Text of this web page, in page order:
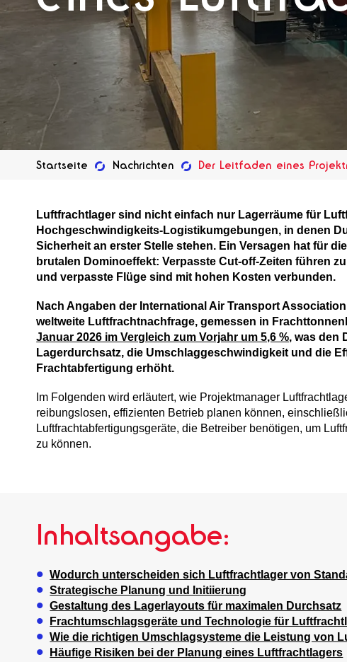
Startseite Nachrichten Der Leitfaden eines
Luftfrachtlager sind nicht einfach nur Lagerräume für
Hochgeschwindigkeits-Logistikumgebungen, in denen
Sicherheit an erster Stelle stehen. Ein Versagen hat für
brutalen Dominoeffekt: Verpasste Cut-off-Zeiten führen
und verpasste Flüge sind mit hohen Kosten verbunden.
Nach Angaben der International Air Transport
weltweite Luftfrachtnachfrage, gemessen in
Januar 2026 im Vergleich zum Vorjahr um 5,6 %, was den
Lagerdurchsatz, die Umschlaggeschwindigkeit und die
Frachtabfertigung erhöht.
Im Folgenden wird erläutert, wie Projektmanager
reibungslosen, effizienten Betrieb planen können,
Luftfrachtabfertigungsgeräte, die Betreiber benötigen, um
zu können.
Inhaltsangabe:
Wodurch unterscheiden sich Luftfrachtlager von
Strategische Planung und Initiierung
Gestaltung des Lagerlayouts für maximalen Durchsatz
Frachtumschlagsgeräte und Technologie für
Wie die richtigen Umschlagsysteme die Leistung von
Häufige Risiken bei der Planung eines Luftfrachtlagers